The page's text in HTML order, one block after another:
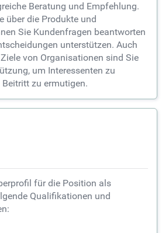
Beratung und Empfehlung.
über die Produkte und
Sie Kundenfragen beantworten
unterstützen. Auch
von Organisationen sind Sie
um Interessenten zu
zu ermutigen.
für die Position als
Qualifikationen und